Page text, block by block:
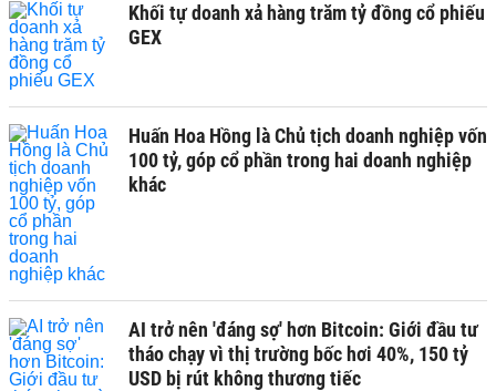
Khối tự doanh xả hàng trăm tỷ đồng cổ phiếu
GEX
Huấn Hoa Hồng là Chủ tịch doanh nghiệp vốn
100 tỷ, góp cổ phần trong hai doanh nghiệp
khác
AI trở nên 'đáng sợ' hơn Bitcoin: Giới đầu tư
tháo chạy vì thị trường bốc hơi 40%, 150 tỷ
USD bị rút không thương tiếc